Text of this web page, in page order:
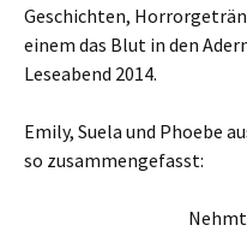
Geschichten,
einem das Blut in den
Leseabend 2014.
Emily, Suela und Phoebe
so zusammengefasst: